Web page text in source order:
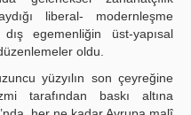
liberal- modernleşme
egemenliğin üst-yapısal
oldu.
yüzyılın son çeyreğine
tarafından baskı altına